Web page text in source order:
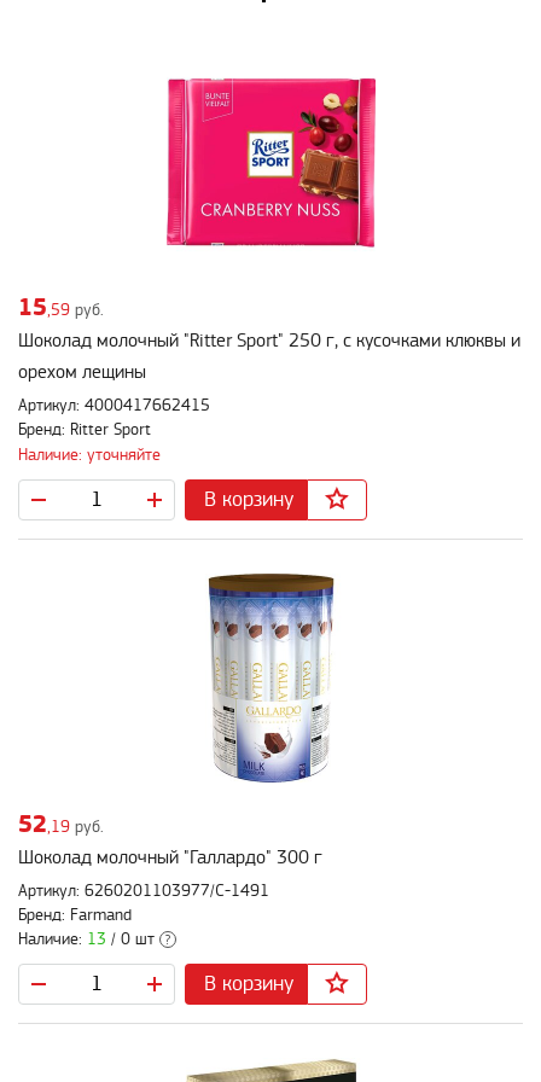
15,59 руб.
Шоколад молочный "Ritter Sport" 250 г, с кусочками клюквы и
орехом лещины
Артикул: 4000417662415
Бренд: Ritter Sport
Наличие: уточняйте
В корзину
52 ,19 руб.
Шоколад молочный "Галлардо" 300 г
Артикул: 6260201103977/С-1491
Бренд: Farmand
Наличие: 13 / 0 шт ?
В корзину